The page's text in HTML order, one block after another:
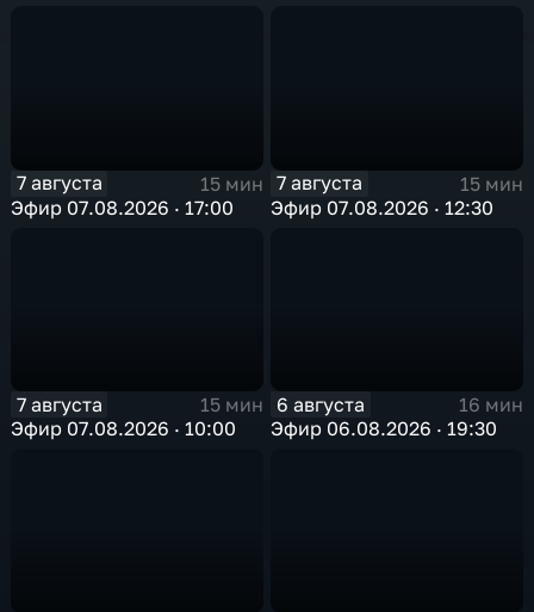
7 августа
15 мин
Эфир 07.08.2026 · 17:00
7 августа
15 мин
Эфир 07.08.2026 · 12:30
7 августа
15 мин
Эфир 07.08.2026 · 10:00
6 августа
16 мин
Эфир 06.08.2026 · 19:30